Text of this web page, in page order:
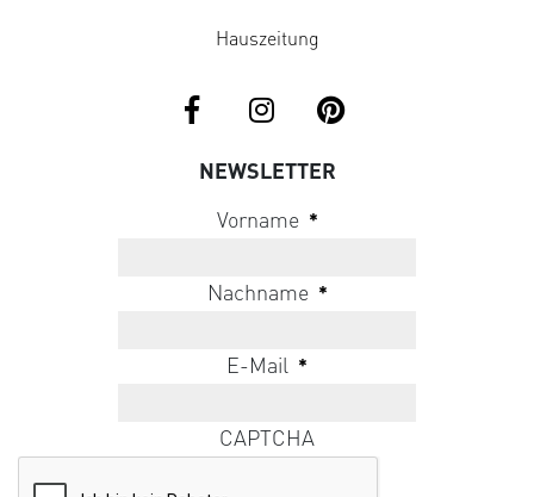
Hauszeitung
NEWSLETTER
Vorname *
Nachname *
E-Mail *
CAPTCHA